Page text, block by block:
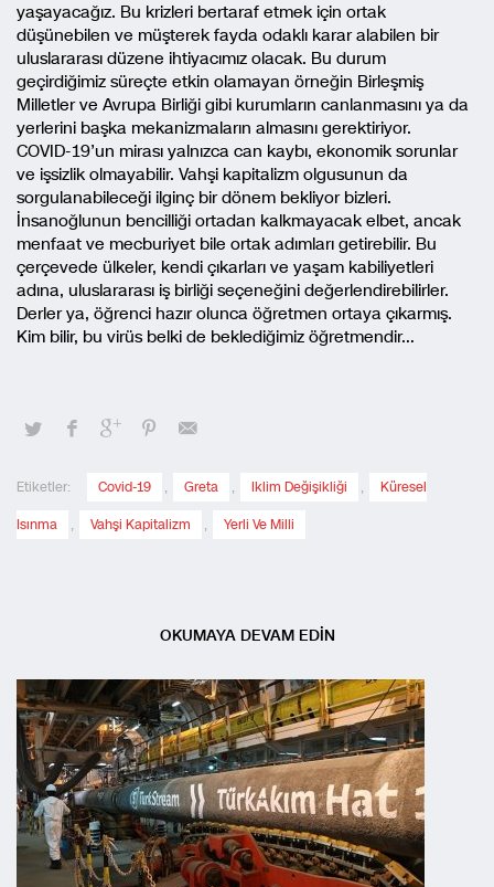
yaşayacağız. Bu krizleri bertaraf etmek için ortak
düşünebilen ve müşterek fayda odaklı karar alabilen bir
uluslararası düzene ihtiyacımız olacak. Bu durum
geçirdiğimiz süreçte etkin olamayan örneğin Birleşmiş
Milletler ve Avrupa Birliği gibi kurumların canlanmasını ya da
yerlerini başka mekanizmaların almasını gerektiriyor.
COVID-19’un mirası yalnızca can kaybı, ekonomik sorunlar
ve işsizlik olmayabilir. Vahşi kapitalizm olgusunun da
sorgulanabileceği ilginç bir dönem bekliyor bizleri.
İnsanoğlunun bencilliği ortadan kalkmayacak elbet, ancak
menfaat ve mecburiyet bile ortak adımları getirebilir. Bu
çerçevede ülkeler, kendi çıkarları ve yaşam kabiliyetleri
adına, uluslararası iş birliği seçeneğini değerlendirebilirler.
Derler ya, öğrenci hazır olunca öğretmen ortaya çıkarmış.
Kim bilir, bu virüs belki de beklediğimiz öğretmendir…
Etiketler: Covid-19 , Greta , Iklim Değişikliği , Küresel
Isınma , Vahşi Kapitalizm , Yerli Ve Milli
OKUMAYA DEVAM EDİN